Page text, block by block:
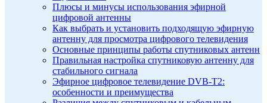
Плюсы и минусы использования эфирной
цифровой антенны
Как выбрать и установить подходящую эфирную
антенну для просмотра цифрового телевидения
Основные принципы работы спутниковых антенн
Правильная настройка спутниковую антенну для
стабильного сигнала
Эфирное цифровое телевидение DVB-T2:
особенности и преимущества